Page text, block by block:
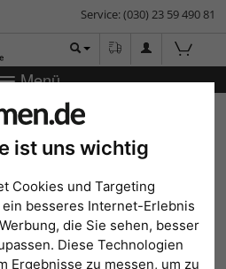
ist uns wichtig
Cookies und Targeting
besseres Internet-Erlebnis
die Sie sehen, besser
Diese Technologien
Ergebnisse zu messen, um zu
Service: (030) 23 59 490 81
Menü
Bilderrahmen
cm & 2x10x15 cm
aus
3 Bilder:
2x10x15 cm